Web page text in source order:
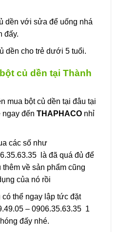
dền với sửa để uống nhá
đấy.
dền cho trẻ dưới 5 tuổi.
củ dền tại Thành
mua bột củ dền tại đâu tại
ngay đến THAPHACO nhỉ
các số như
là đã quá đủ để
thêm về sản phẩm cũng
của nó rồi
thể ngay lập tức đặt
– 0906.35.63.35 1
đấy nhé.